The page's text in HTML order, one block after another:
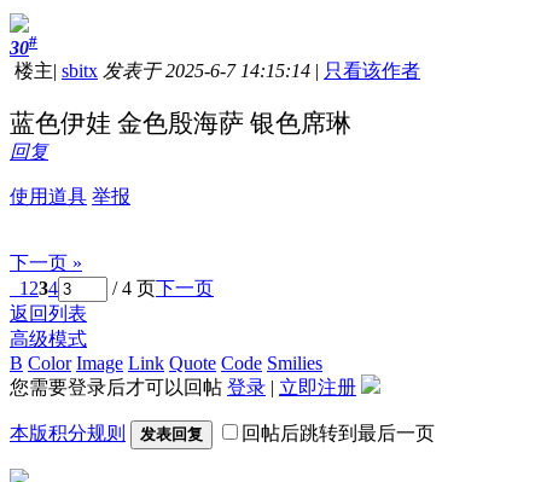
30#
楼主| sbitx 发表于 2025-6-7 14:15:14 | 只看该作者
蓝色伊娃 金色殷海萨 银色席琳
回复
使用道具 举报
下一页 »
1 234 / 4 页下一页
返回列表
高级模式
B Color Image Link Quote Code Smilies
您需要登录后才可以回帖 登录 | 立即注册
本版积分规则 发表回复 回帖后跳转到最后一页